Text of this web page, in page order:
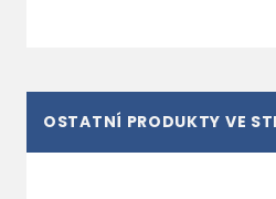
OSTATNÍ PRODUKTY VE